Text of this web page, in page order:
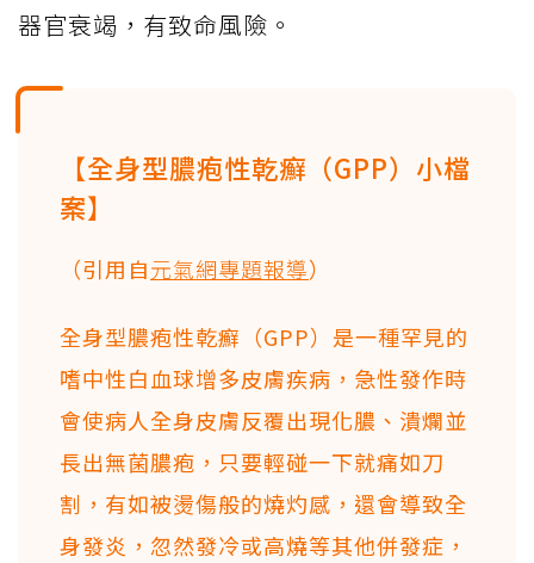
器官衰竭，有致命風險。
【全身型膿疱性乾癬（GPP）小檔
案】
（引用自元氣網專題報導）
全身型膿疱性乾癬（GPP）是一種罕見的
嗜中性白血球增多皮膚疾病，急性發作時
會使病人全身皮膚反覆出現化膿、潰爛並
長出無菌膿疱，只要輕碰一下就痛如刀
割，有如被燙傷般的燒灼感，還會導致全
身發炎，忽然發冷或高燒等其他併發症，